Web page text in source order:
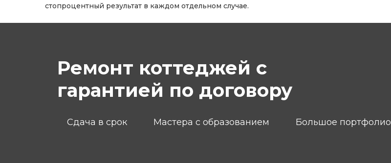
стопроцентный результат в каждом отдельном случае.
Ремонт коттеджей с
гарантией по договору
Сдача в срок Мастера с образованием Большое портфолио